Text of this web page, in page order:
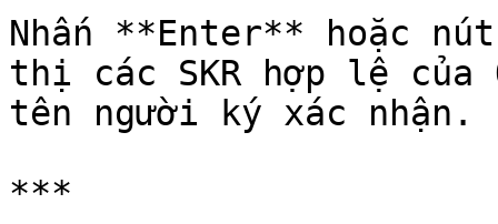
Nhấn **Enter** hoặc
thị các SKR hợp lệ của
tên người ký xác nhận.
***